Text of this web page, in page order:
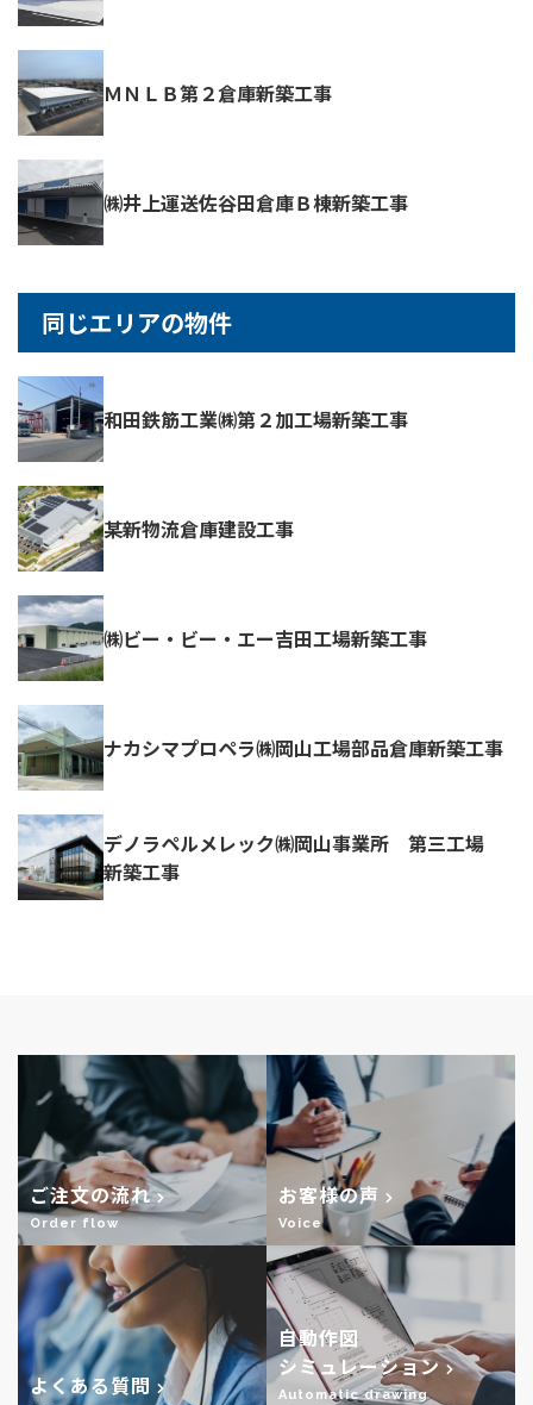
ＭＮＬＢ第２倉庫新築工事
㈱井上運送佐谷田倉庫Ｂ棟新築工事
同じエリアの物件
和田鉄筋工業㈱第２加工場新築工事
某新物流倉庫建設工事
㈱ビー・ビー・エー吉田工場新築工事
ナカシマプロペラ㈱岡山工場部品倉庫新築工事
デノラペルメレック㈱岡山事業所 第三工場
新築工事
ご注文の流れ
Order flow
お客様の声
Voice
よくある質問
自動作図
シミュレーション
Automatic drawing